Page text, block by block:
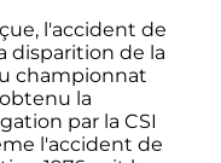
l'accident de
disparition de la
championnat
la
par la CSI
l'accident de